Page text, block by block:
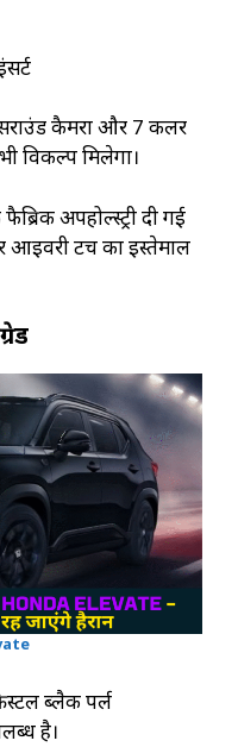
सराउंड कैमरा और 7 कलर
विकल्प मिलेगा।
अपहोल्स्ट्री दी गई
आइवरी टच का इस्तेमाल
ब्लैक पर्ल
है।